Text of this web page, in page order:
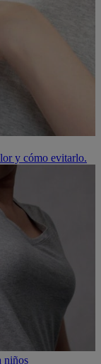
y cómo evitarlo.
niños